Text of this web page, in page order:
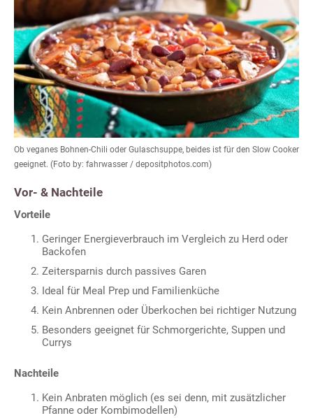
Ob veganes Bohnen-Chili oder Gulaschsuppe, beides ist für den Slow Cooker
geeignet. (Foto by: fahrwasser / depositphotos.com)
Vor- & Nachteile
Vorteile
Geringer Energieverbrauch im Vergleich zu Herd oder
Backofen
Zeitersparnis durch passives Garen
Ideal für Meal Prep und Familienküche
Kein Anbrennen oder Überkochen bei richtiger Nutzung
Besonders geeignet für Schmorgerichte, Suppen und
Currys
Nachteile
Kein Anbraten möglich (es sei denn, mit zusätzlicher
Pfanne oder Kombimodellen)